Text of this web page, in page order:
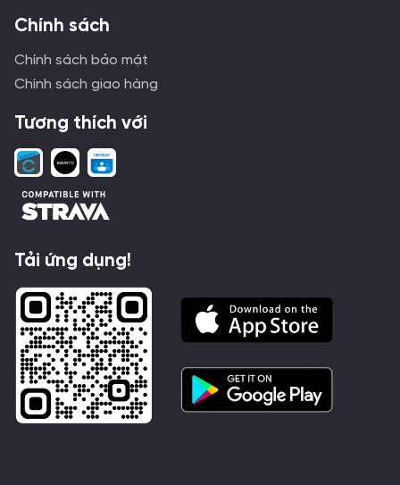
Chính sách
Chính sách bảo mật
Chính sách giao hàng
Tương thích với
Tải ứng dụng!